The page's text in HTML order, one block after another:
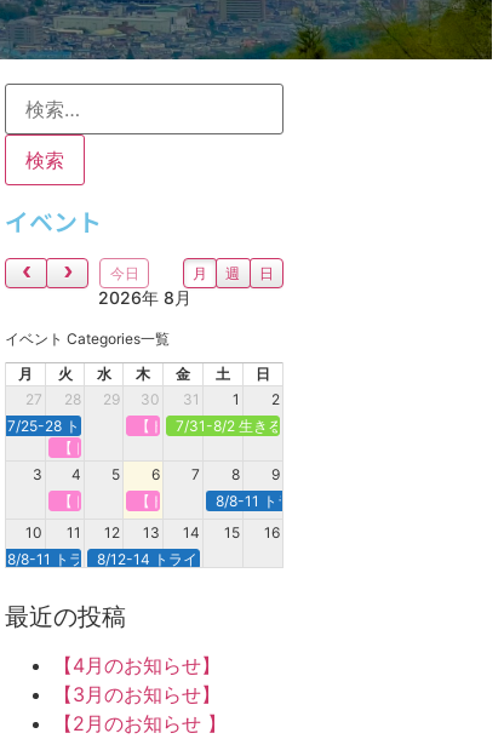
イベント
今日 月 週 日
2026年 8月
イベント Categories一覧
月
火 水 木 金 土
日
27
28 29 30 31 1
2
7/25-28 トライアスロン合宿＠新潟県村上市
【トライアスロンで強くなる】定期オンライン＠木曜
7/31-8/2 生きるための水泳CAMP＠館山
【トライアスロンで強くなる】定期オンライン＠火曜
3
4 5 6 7 8
9
【トライアスロンで強くなる】定期オンライン＠火曜
【トライアスロンで強くなる】定期オンライン＠木曜
8/8-11 トライアスロン合宿＠白馬
10
11 12 13 14 15
16
8/8-11 トライアスロン合宿＠白馬
8/12-14 トライアスロン合宿 ＠諏訪・蓼科
17
18 19
【トライアスロンで強くなる】定期オンライン＠火曜
24
25 26 27 28
【トライアスロンで強くなる】定期オンライン＠火曜
【トライアスロンで強くなる】定期オンライン＠木曜
31
1 2 3 4
最近の投稿
【4月のお知らせ】
【3月のお知らせ】
【2月のお知らせ 】